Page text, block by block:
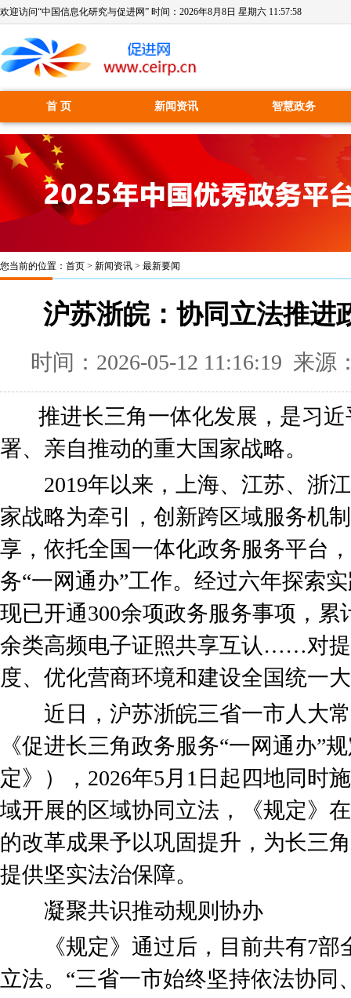
欢迎访问“中国信息化研究与促进网” 时间： 2026年8月8日 星期六 11:57:59
首 页 新闻资讯 智慧政务
您当前的位置： 首页 > 新闻资讯 > 最新要闻
沪苏浙皖：协同立法推进
时间：2026-05-12 11:16:19 来
推进长三角一体化发展，是习近
署、亲自推动的重大国家战略。
2019年以来，上海、江苏、浙江
家战略为牵引，创新跨区域服务机
享，依托全国一体化政务服务平台
务“一网通办”工作。经过六年探索
现已开通300余项政务服务事项，累
余类高频电子证照共享互认……对
度、优化营商环境和建设全国统一
近日，沪苏浙皖三省一市人大常
《促进长三角政务服务“一网通办”
定》），2026年5月1日起四地同时
域开展的区域协同立法，《规定》
的改革成果予以巩固提升，为长三
提供坚实法治保障。
凝聚共识推动规则协办
《规定》通过后，目前共有7部
立法。“三省一市始终坚持依法协同